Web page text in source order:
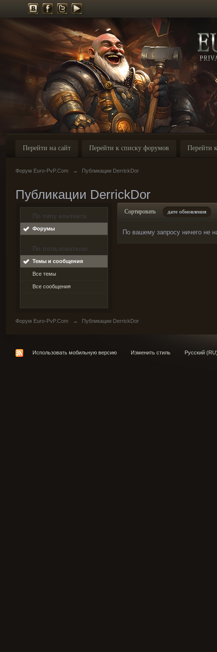
Перейти на сайт Перейти к списку форумов Перейти
Форум Euro-PvP.Com → Публикации DerrickDor
Публикации DerrickDor
По типу контента
Форумы
По пользователю
Темы и сообщения
Все темы
Все сообщения
Сортировать дате обновления
По вашему запросу ничего не
Форум Euro-PvP.Com → Публикации DerrickDor
Использовать мобильную версию Изменить стиль Русский